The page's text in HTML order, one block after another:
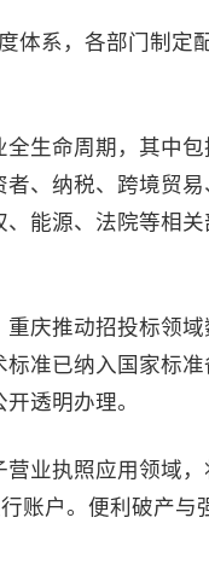
系，各部门制定
命周期，其中包
、纳税、跨境贸
能源、法院等相
推动招投标领域
准已纳入国家标
透明办理。
执照应用领域，
账户。便利破产